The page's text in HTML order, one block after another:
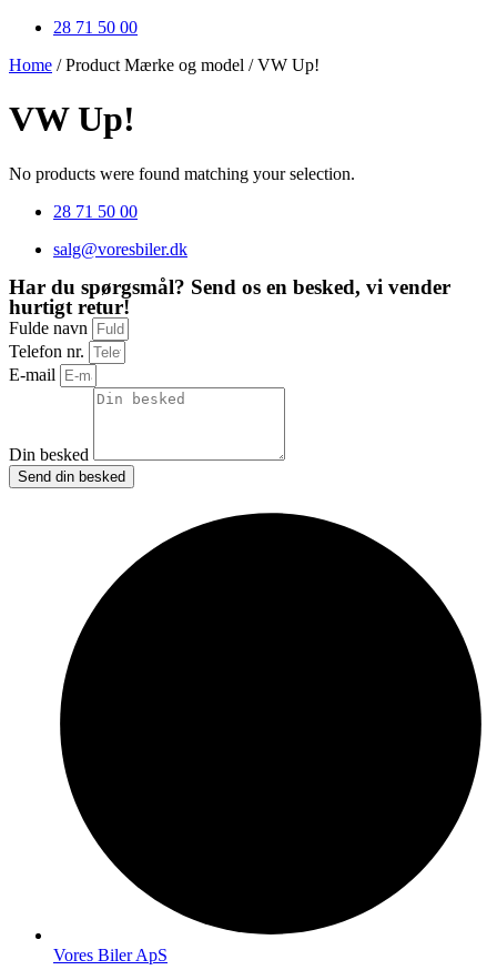
28 71 50 00
Home / Product Mærke og model / VW Up!
VW Up!
No products were found matching your selection.
28 71 50 00
salg@voresbiler.dk
Har du spørgsmål? Send os en besked, vi vender
hurtigt retur!
Fulde navn
Telefon nr.
E-mail
Din besked
Send din besked
Vores Biler ApS